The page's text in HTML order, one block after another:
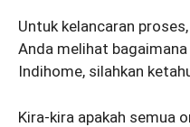
Untuk kelancaran
Anda melihat
Indihome, silahkan
Kira-kira apakah semua